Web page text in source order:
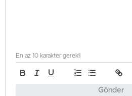
Gönder
En az 10 karakter gerekli